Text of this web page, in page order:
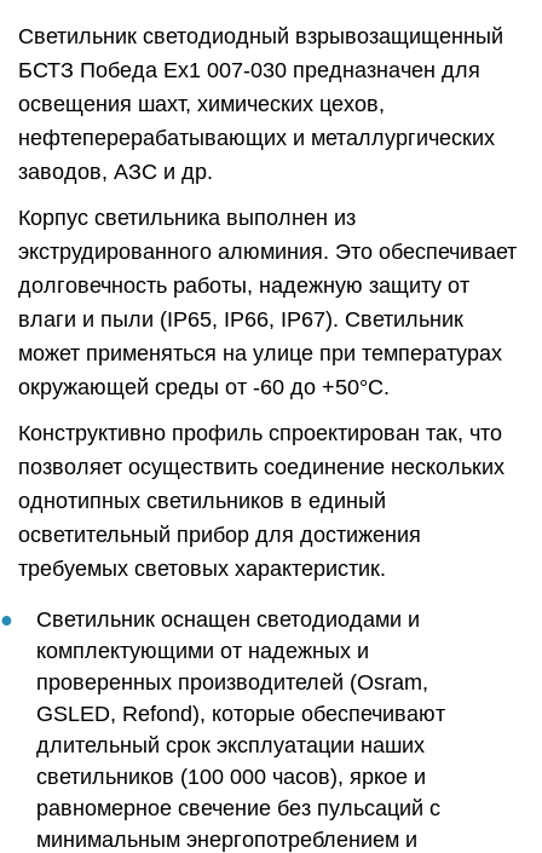
Светильник светодиодный взрывозащищенный
БСТЗ Победа Ex1 007-030 предназначен для
освещения шахт, химических цехов,
нефтеперерабатывающих и металлургических
заводов, АЗС и др.
Корпус светильника выполнен из
экструдированного алюминия. Это обеспечивает
долговечность работы, надежную защиту от
влаги и пыли (IP65, IP66, IP67). Светильник
может применяться на улице при температурах
окружающей среды от -60 до +50°C.
Конструктивно профиль спроектирован так, что
позволяет осуществить соединение нескольких
однотипных светильников в единый
осветительный прибор для достижения
требуемых световых характеристик.
Светильник оснащен светодиодами и
комплектующими от надежных и
проверенных производителей (Osram,
GSLED, Refond), которые обеспечивают
длительный срок эксплуатации наших
светильников (100 000 часов), яркое и
равномерное свечение без пульсаций с
минимальным энергопотреблением и